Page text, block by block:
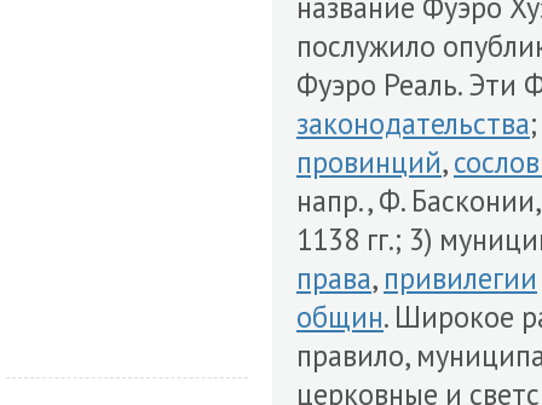
послужило
Фуэро Реаль. Эти
законодательства
провинций,
напр., Ф.
1138 гг.; 3)
права, привилегии
общин. Широкое
правило,
церковные и